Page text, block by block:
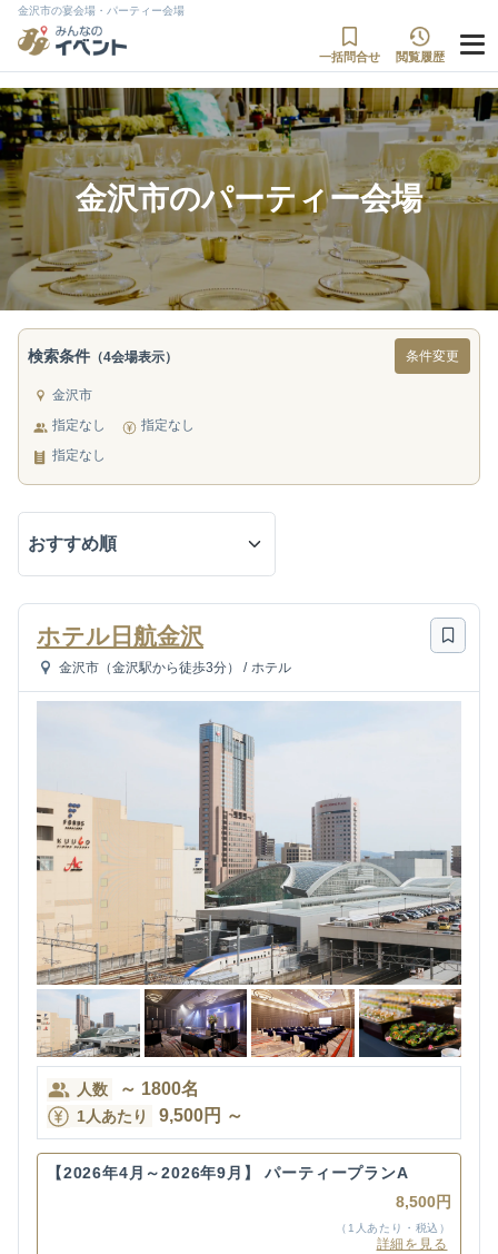
金沢市の宴会場・パーティー会場
一括問合せ 閲覧履歴
金沢市のパーティー会場
検索条件 （4会場表示） 条件変更
金沢市
指定なし
指定なし
指定なし
ホテル日航金沢
金沢市（金沢駅から徒歩3分） / ホテル
人数 ～ 1800名
1人あたり 9,500円 ～
【2026年4月～2026年9月】 パーティープランA
8,500円
（1人あたり・税込）
詳細を見る